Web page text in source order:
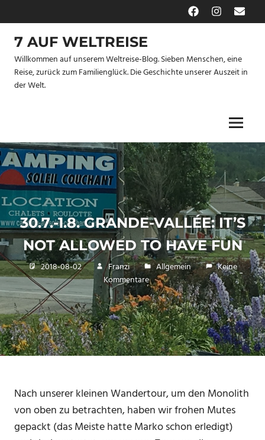
Inhalt
springen
FacebookInstagram
E-
Mail
7 AUF WELTREISE
Willkommen auf unserem Weltreise-Blog. Sieben Menschen, eine
Reise, zurück zum Familienglück. Die Geschichte unserer Auszeit in
der Welt.
Menu
30.7.-1.8. GRANDE-VALLÉE: IT’S
NOT ALLOWED TO HAVE FUN
2018-08-02 Franzi Allgemein
Keine
Kommentare
Nach unserer kleinen Wandertour, um den Monolith
von oben zu betrachten, haben wir frohen Mutes
gepackt (das Meiste hatte Marko schon erledigt)